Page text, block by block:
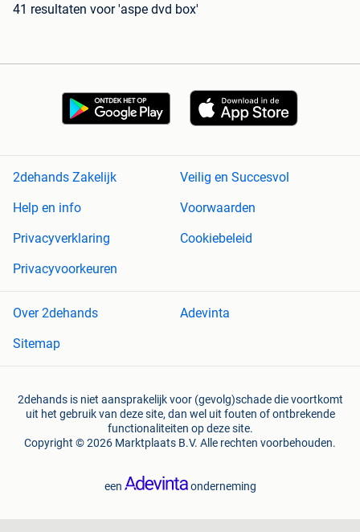
41 resultaten voor 'aspe dvd box'
2dehands Zakelijk
Veilig en Succesvol
Help en info
Voorwaarden
Privacyverklaring
Cookiebeleid
Privacyvoorkeuren
Over 2dehands
Adevinta
Sitemap
2dehands is niet aansprakelijk voor (gevolg)schade die voortkomt
uit het gebruik van deze site, dan wel uit fouten of ontbrekende
functionaliteiten op deze site.
Copyright © 2026 Marktplaats B.V. Alle rechten voorbehouden.
een onderneming